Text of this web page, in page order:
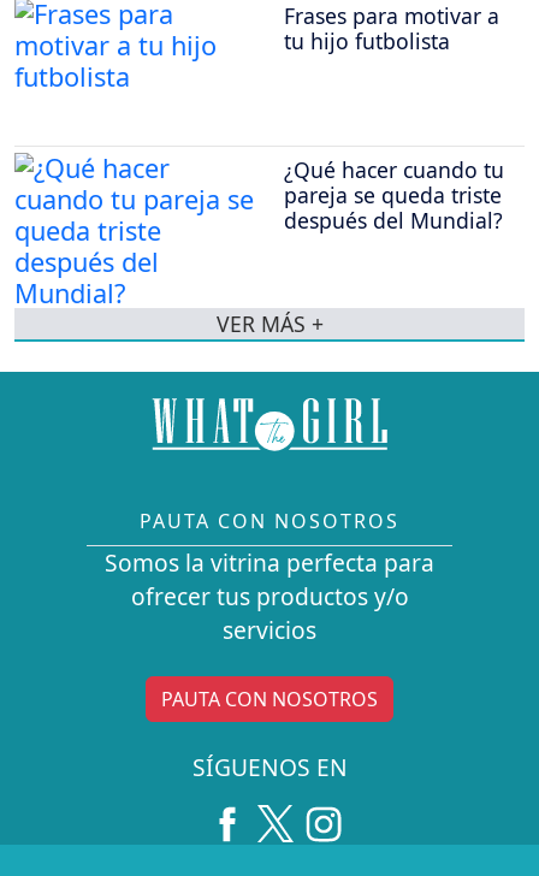
Frases para motivar a
tu hijo futbolista
¿Qué hacer cuando tu
pareja se queda triste
después del Mundial?
VER MÁS +
PAUTA CON NOSOTROS
Somos la vitrina perfecta para
ofrecer tus productos y/o
servicios
PAUTA CON NOSOTROS
SÍGUENOS EN